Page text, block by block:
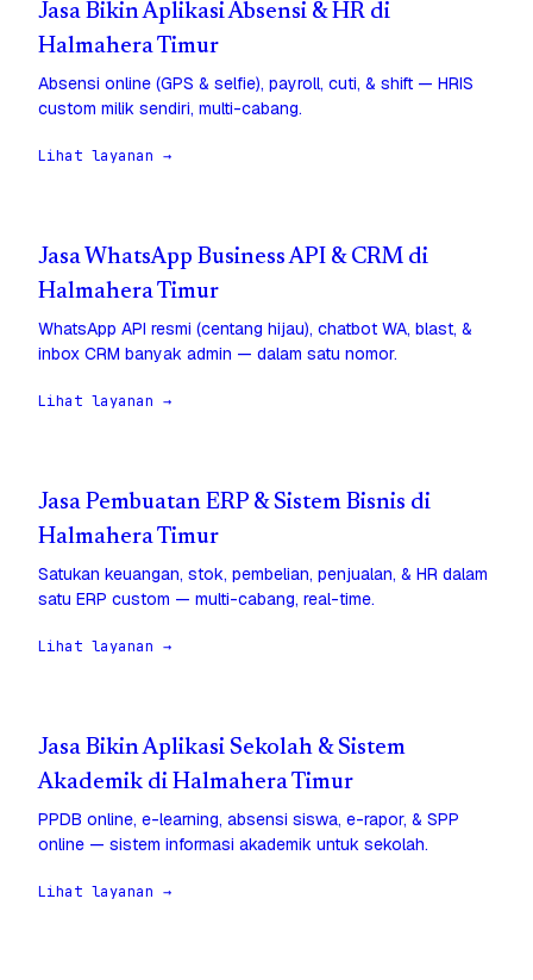
Jasa Bikin Aplikasi Absensi & HR di
Halmahera Timur
Absensi online (GPS & selfie), payroll, cuti, & shift — HRIS
custom milik sendiri, multi-cabang.
Lihat layanan →
Jasa WhatsApp Business API & CRM di
Halmahera Timur
WhatsApp API resmi (centang hijau), chatbot WA, blast, &
inbox CRM banyak admin — dalam satu nomor.
Lihat layanan →
Jasa Pembuatan ERP & Sistem Bisnis di
Halmahera Timur
Satukan keuangan, stok, pembelian, penjualan, & HR dalam
satu ERP custom — multi-cabang, real-time.
Lihat layanan →
Jasa Bikin Aplikasi Sekolah & Sistem
Akademik di Halmahera Timur
PPDB online, e-learning, absensi siswa, e-rapor, & SPP
online — sistem informasi akademik untuk sekolah.
Lihat layanan →